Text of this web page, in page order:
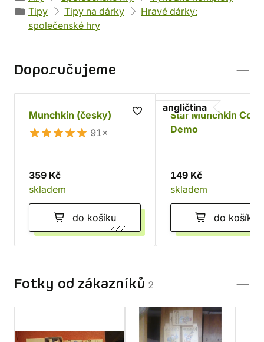
Tipy
Tipy na dárky
Hravé dárky:
společenské hry
Doporučujeme
Munchkin (česky)
91×
359 Kč
skladem
do košíku
angličtina
Star Munchkin
Demo
149 Kč
skladem
do košíku
Fotky od zákazníků 2